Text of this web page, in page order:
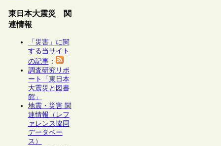
東日本大震災 関
連情報
「災害」に関
する当サイト
の記事：
調査研究リポ
ート「東日本
大震災と図書
館」
地震・災害 関
連情報（レフ
ァレンス協同
データベー
ス）